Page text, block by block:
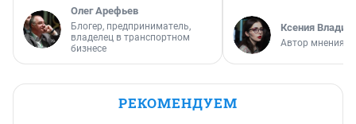
Олег Арефьев
Блогер, предприниматель,
владелец в транспортном
бизнесе
Ксения
Автор мнения
РЕКОМЕНДУЕМ